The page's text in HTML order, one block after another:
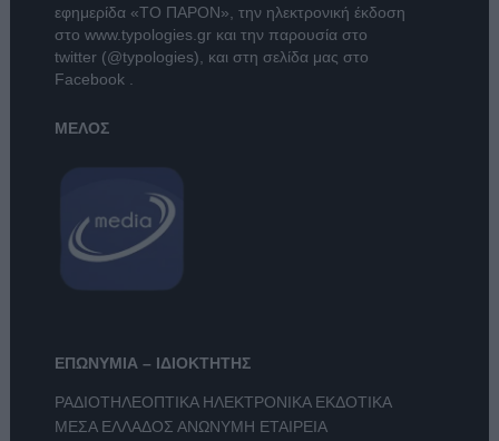
εφημερίδα «ΤΟ ΠΑΡΟΝ» , την ηλεκτρονική έκδοση
στο www.typologies.grκαι την παρουσία στο
twitter (@typologies) , και στη σελίδα μας στο
Facebook
ΜΕΛΟΣ
ΕΠΩΝΥΜΙΑ – ΙΔΙΟΚΤΗΤΗΣ
ΡΑΔΙΟΤΗΛΕΟΠΤΙΚΑ ΗΛΕΚΤΡΟΝΙΚΑ ΕΚΔΟΤΙΚΑ
ΜΕΣΑ ΕΛΛΑΔΟΣ ΑΝΩΝΥΜΗ ΕΤΑΙΡΕΙΑ